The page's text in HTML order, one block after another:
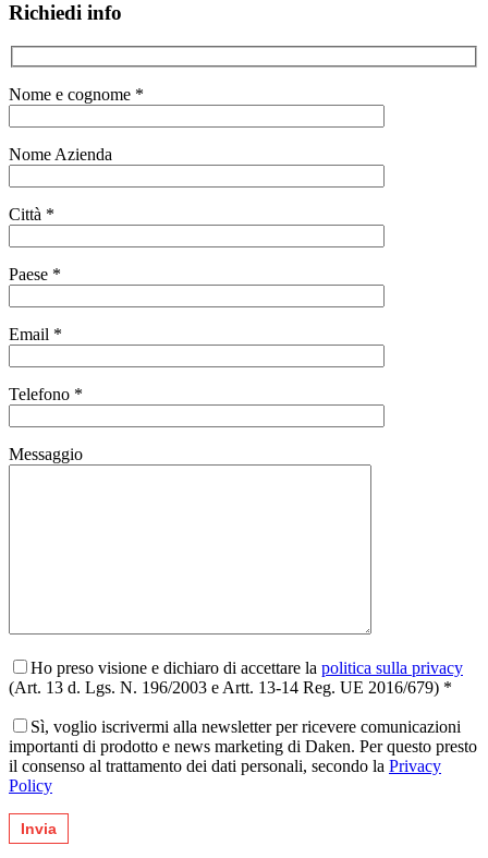
Richiedi info
Nome e cognome *
Nome Azienda
Città *
Paese *
Email *
Telefono *
Messaggio
Ho preso visione e dichiaro di accettare la politica sulla privacy
(Art. 13 d. Lgs. N. 196/2003 e Artt. 13-14 Reg. UE 2016/679) *
Sì, voglio iscrivermi alla newsletter per ricevere comunicazioni
importanti di prodotto e news marketing di Daken. Per questo presto
il consenso al trattamento dei dati personali, secondo la Privacy
Policy